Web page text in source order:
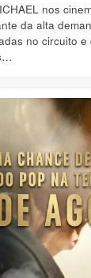
nos
da alta
no circuito